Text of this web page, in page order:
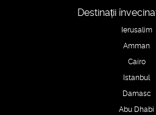
Destinații
Ierusalim
Amman
Cairo
Istanbul
Damasc
Abu Dhabi